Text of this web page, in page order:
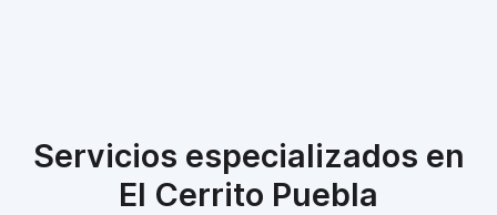
Servicios especializados en
El Cerrito Puebla